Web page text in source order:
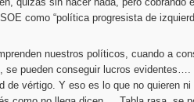
como “política progresista de
nuestros políticos, cuando a
se pueden conseguir lucros evidentes….
de vértigo. Y eso es lo que no quieren ni